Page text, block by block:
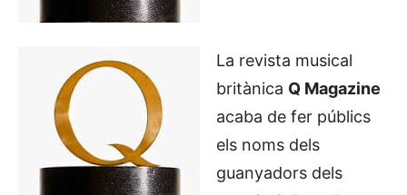
La revista musical
britànica Q Magazine
acaba de fer públics
els noms dels
guanyadors dels